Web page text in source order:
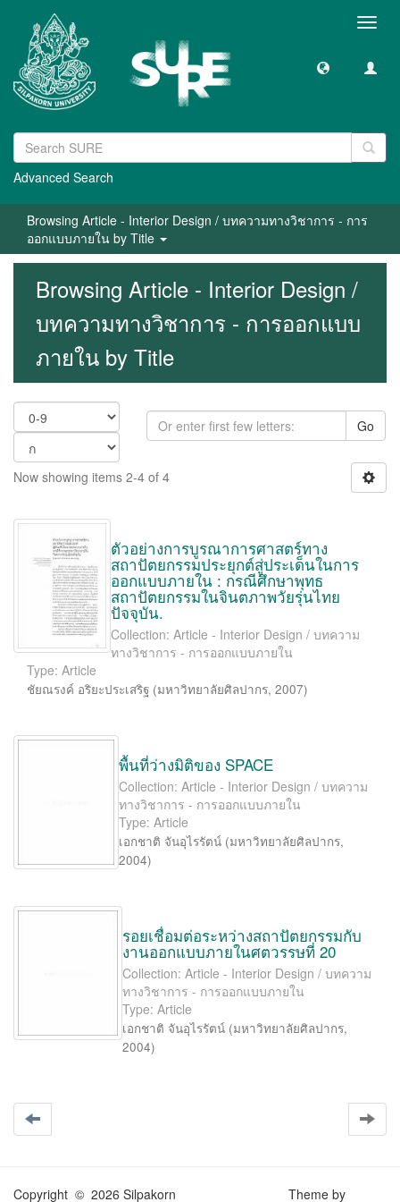
Advanced Search
Browsing Article - Interior Design / บทความทางวิชาการ - การ
ออกแบบภายใน by Title
Browsing Article - Interior Design /
บทความทางวิชาการ - การออกแบบ
ภายใน by Title
Go
Now showing items 2-4 of 4
ตัวอย่างการบูรณาการศาสตร์ทาง
สถาปัตยกรรมประยุกต์สู่ประเด็นในการ
ออกแบบภายใน : กรณีศึกษาพุทธ
สถาปัตยกรรมในจินตภาพวัยรุ่นไทย
ปัจจุบัน.
Collection: Article - Interior Design / บทความ
ทางวิชาการ - การออกแบบภายใน
Type: Article
ชัยณรงค์ อริยะประเสริฐ (มหาวิทยาลัยศิลปากร, 2007)
พื้นที่ว่างมิติของ SPACE
Collection: Article - Interior Design / บทความ
ทางวิชาการ - การออกแบบภายใน
Type: Article
เอกชาติ จันอุไรรัตน์ (มหาวิทยาลัยศิลปากร,
2004)
รอยเชื่อมต่อระหว่างสถาปัตยกรรมกับ
งานออกแบบภายในศตวรรษที่ 20
Collection: Article - Interior Design / บทความ
ทางวิชาการ - การออกแบบภายใน
Type: Article
เอกชาติ จันอุไรรัตน์ (มหาวิทยาลัยศิลปากร,
2004)
Copyright © 2026 Silpakorn Theme by